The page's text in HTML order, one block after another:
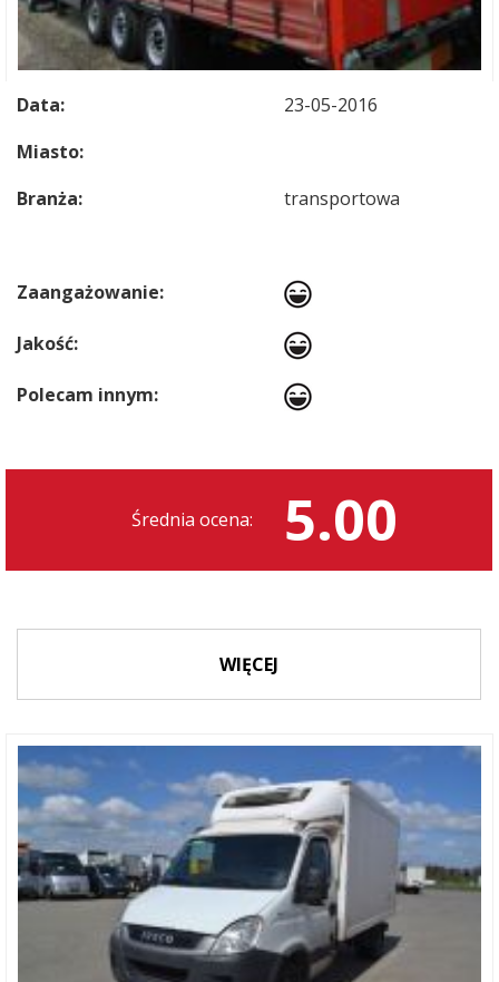
Data:
23-05-2016
Miasto:
Branża:
transportowa
Zaangażowanie:
Jakość:
Polecam innym:
Średnia ocena: 5.00
WIĘCEJ